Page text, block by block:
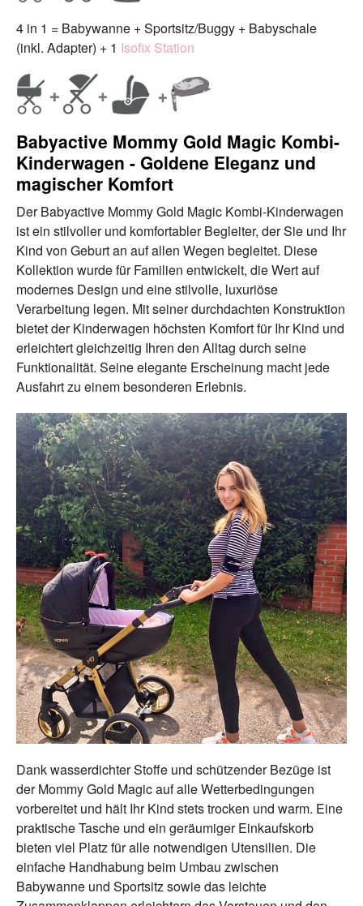
4 in 1 = Babywanne + Sportsitz/Buggy + Babyschale
(inkl. Adapter) + 1 Isofix Station
Babyactive Mommy Gold Magic Kombi-
Kinderwagen - Goldene Eleganz und
magischer Komfort
Der Babyactive Mommy Gold Magic Kombi-Kinderwagen
ist ein stilvoller und komfortabler Begleiter, der Sie und Ihr
Kind von Geburt an auf allen Wegen begleitet. Diese
Kollektion wurde für Familien entwickelt, die Wert auf
modernes Design und eine stilvolle, luxuriöse
Verarbeitung legen. Mit seiner durchdachten Konstruktion
bietet der Kinderwagen höchsten Komfort für Ihr Kind und
erleichtert gleichzeitig Ihren den Alltag durch seine
Funktionalität. Seine elegante Erscheinung macht jede
Ausfahrt zu einem besonderen Erlebnis.
Dank wasserdichter Stoffe und schützender Bezüge ist
der Mommy Gold Magic auf alle Wetterbedingungen
vorbereitet und hält Ihr Kind stets trocken und warm. Eine
praktische Tasche und ein geräumiger Einkaufskorb
bieten viel Platz für alle notwendigen Utensilien. Die
einfache Handhabung beim Umbau zwischen
Babywanne und Sportsitz sowie das leichte